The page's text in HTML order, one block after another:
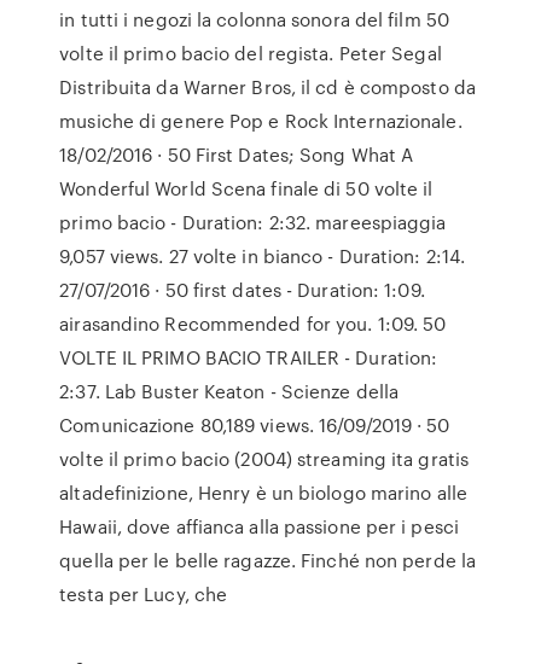
in tutti i negozi la colonna sonora del film 50
volte il primo bacio del regista. Peter Segal
Distribuita da Warner Bros, il cd è composto da
musiche di genere Pop e Rock Internazionale.
18/02/2016 · 50 First Dates; Song What A
Wonderful World Scena finale di 50 volte il
primo bacio - Duration: 2:32. mareespiaggia
9,057 views. 27 volte in bianco - Duration: 2:14.
27/07/2016 · 50 first dates - Duration: 1:09.
airasandino Recommended for you. 1:09. 50
VOLTE IL PRIMO BACIO TRAILER - Duration:
2:37. Lab Buster Keaton - Scienze della
Comunicazione 80,189 views. 16/09/2019 · 50
volte il primo bacio (2004) streaming ita gratis
altadefinizione, Henry è un biologo marino alle
Hawaii, dove affianca alla passione per i pesci
quella per le belle ragazze. Finché non perde la
testa per Lucy, che